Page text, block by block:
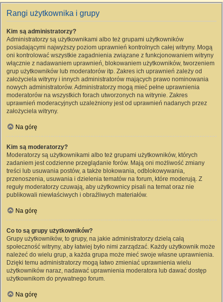
Rangi użytkownika i grupy
Kim są administratorzy?
Administratorzy są użytkownikami albo też grupami użytkowników
posiadającymi najwyższy poziom uprawnień kontrolnych całej witryny. Mogą
oni kontrolować wszystkie zagadnienia związane z funkcjonowaniem witryny
włącznie z nadawaniem uprawnień, blokowaniem użytkowników, tworzeniem
grup użytkowników lub moderatorów itp. Zakres ich uprawnień zależy od
założyciela witryny i innych administratorów mających prawo nominowania
nowych administratorów. Administratorzy mogą mieć pełne uprawnienia
moderatorów na wszystkich forach utworzonych na witrynie. Zakres
uprawnień moderacyjnych uzależniony jest od uprawnień nadanych przez
założyciela witryny.
Na górę
Kim są moderatorzy?
Moderatorzy są użytkownikami albo też grupami użytkowników, których
zadaniem jest codzienne przeglądanie forów. Mają oni możliwość zmiany
treści lub usuwania postów, a także blokowania, odblokowywania,
przenoszenia, usuwania i dzielenia tematów na forum, które moderują. Z
reguły moderatorzy czuwają, aby użytkownicy pisali na temat oraz nie
publikowali niewłaściwych i obraźliwych materiałów.
Na górę
Co to są grupy użytkowników?
Grupy użytkowników, to grupy, na jakie administratorzy dzielą całą
społeczność witryny, aby łatwiej było nimi zarządzać. Każdy użytkownik może
należeć do wielu grup, a każda grupa może mieć swoje własne uprawnienia.
Dzięki temu administratorzy mogą łatwo zmieniać uprawnienia wielu
użytkowników naraz, nadawać uprawnienia moderatora lub dawać dostęp
użytkownikom do prywatnego forum.
Na górę